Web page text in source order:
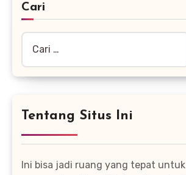
Cari
untuk:
Tentang Situs Ini
Ini bisa jadi ruang yang tepat untuk